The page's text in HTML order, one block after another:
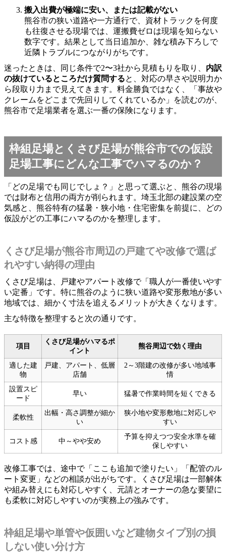
搬入出費が極端に安い、または記載がない
熊谷市の狭い道路や一方通行で、資材トラックを何度
も往復させる現場では、運搬費ゼロは現場を知らない
数字です。結果として当日追加か、雑な積み下ろしで
近隣トラブルにつながりがちです。
迷ったときは、同じ条件で2〜3社から見積もりを取り、 内訳
の抜けているところだけ質問すると、対応の早さや説明力か
ら段取り力まで見えてきます。料金勝負ではなく、「事故や
クレームをどこまで先回りしてくれているか」を読むのが、
熊谷市で足場業者を選ぶ一番の保険になります。
枠組足場とくさび足場が熊谷市での仮設
足場工事にどんな工事でハマるのか？
「どの足場でも同じでしょ？」と思って選ぶと、熊谷の現場
では財布と信用の両方が削られます。埼玉北部の建設業の空
気感と、熊谷特有の猛暑・狭小地・住宅密集を前提に、どの
仮設がどの工事にハマるのかを整理します。
くさび足場が熊谷市周辺の戸建てや改修で選ば
れやすい納得の理由
くさび足場は、戸建やアパート改修で「職人が一番使いやす
い定番」です。特に熊谷のように狭い道路や変形敷地が多い
地域では、細かく寸法を追えるメリットが大きくなります。
主な特徴を整理すると次の通りです。
項目
くさび足場がハマるポ
イント
熊谷周辺で効く理由
適した建
物
戸建、アパート、低層
店舗
2～3階建の改修が多い地域事
情
設置スピ
ード
早い 猛暑で作業時間を短くできる
柔軟性
出幅・高さ調整が細か
い
狭小地や変形敷地に対応しや
すい
コスト感 中～やや安め
予算を抑えつつ安全水準を確
保しやすい
改修工事では、途中で「ここも追加で塗りたい」「配管のル
ート変更」などの相談が出がちです。くさび足場は一部解体
や組み替えにも対応しやすく、元請とオーナーの急な要望に
も柔軟に対応しやすいのが実務上の強みです。
枠組足場や単管や仮囲いなど建物タイプ別の損
しない使い分け方